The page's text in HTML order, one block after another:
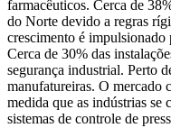
farmacêuticos. Cerca de
do Norte devido a regras
crescimento é impulsionado
Cerca de 30% das
segurança industrial. Perto
manufatureiras. O mercado
medida que as indústrias se
sistemas de controle de